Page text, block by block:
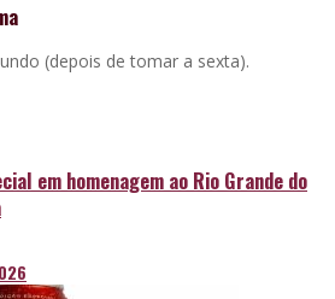
(depois de tomar a sexta).
em homenagem ao Rio Grande do